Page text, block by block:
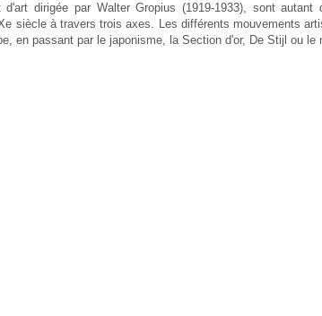
d'art dirigée par Walter Gropius (1919-1933), sont
siècle à travers trois axes. Les différents mouvements
en passant par le japonisme, la Section d'or, De Stijl ou le